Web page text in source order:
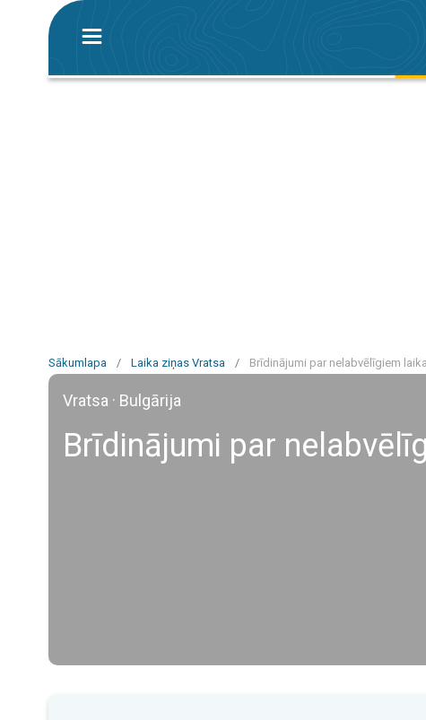
Sākumlapa / Laika ziņas Vratsa / Brīdinājumi par nelabvēlīgiem
Vratsa · Bulgārija
Brīdinājumi par